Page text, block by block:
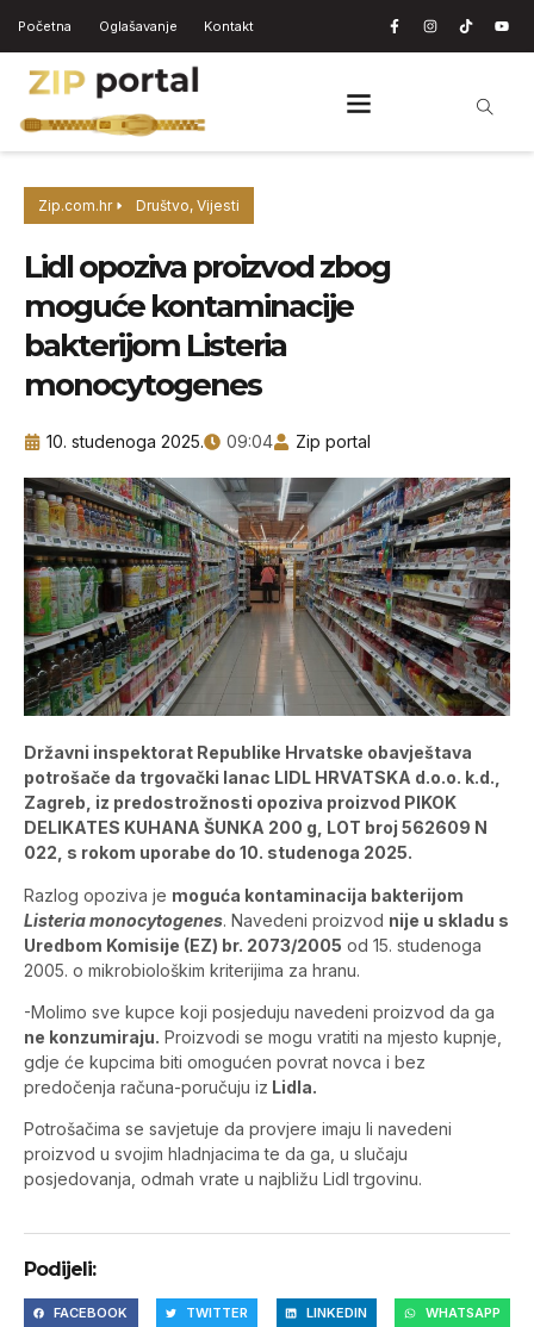
Početna Oglašavanje Kontakt
Zip.com.hr Društvo, Vijesti
Lidl opoziva proizvod zbog
moguće kontaminacije
bakterijom Listeria
monocytogenes
10. studenoga 2025. 09:04 Zip portal
Državni inspektorat Republike Hrvatske obavještava
potrošače da trgovački lanac LIDL HRVATSKA d.o.o. k.d.,
Zagreb, iz predostrožnosti opoziva proizvod PIKOK
DELIKATES KUHANA ŠUNKA 200 g, LOT broj 562609 N
022, s rokom uporabe do 10. studenoga 2025.
Razlog opoziva je moguća kontaminacija bakterijom
Listeria monocytogenes. Navedeni proizvod nije u skladu s
Uredbom Komisije (EZ) br. 2073/2005 od 15. studenoga
2005. o mikrobiološkim kriterijima za hranu.
-Molimo sve kupce koji posjeduju navedeni proizvod da ga
ne konzumiraju. Proizvodi se mogu vratiti na mjesto kupnje,
gdje će kupcima biti omogućen povrat novca i bez
predočenja računa-poručuju iz Lidla.
Potrošačima se savjetuje da provjere imaju li navedeni
proizvod u svojim hladnjacima te da ga, u slučaju
posjedovanja, odmah vrate u najbližu Lidl trgovinu.
Podijeli:
FACEBOOK TWITTER LINKEDIN WHATSAPP